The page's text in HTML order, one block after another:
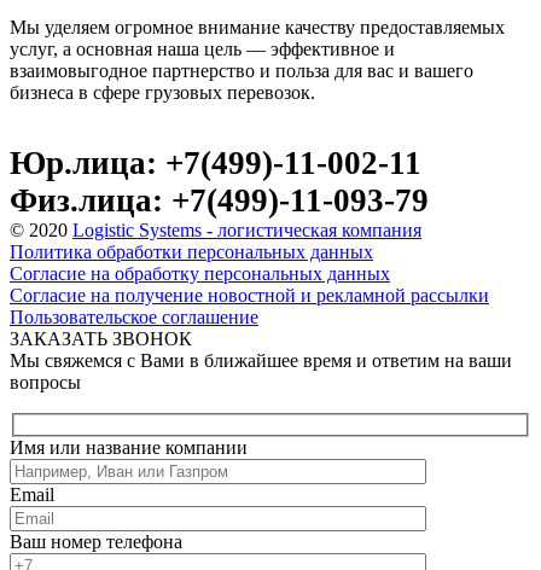
Мы уделяем огромное внимание качеству предоставляемых
услуг, а основная наша цель — эффективное и
взаимовыгодное партнерство и польза для вас и вашего
бизнеса в сфере грузовых перевозок.
Юр.лица: +7(499)-11-002-11
Физ.лица: +7(499)-11-093-79
© 2020 Logistic Systems - логистическая компания
Политика обработки персональных данных
Согласие на обработку персональных данных
Согласие на получение новостной и рекламной рассылки
Пользовательское соглашение
ЗАКАЗАТЬ ЗВОНОК
Мы свяжемся с Вами в ближайшее время и ответим на ваши
вопросы
Имя или название компании
Email
Ваш номер телефона